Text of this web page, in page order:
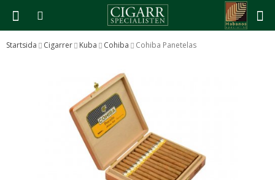
Startsida Cigarrer Kuba Cohiba Cohiba Panetelas